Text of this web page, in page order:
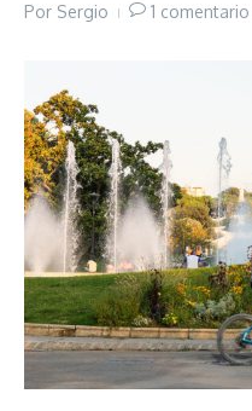
Por Sergio 1 comentario